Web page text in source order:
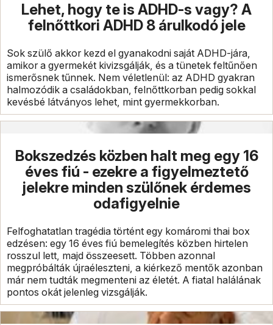
Lehet, hogy te is ADHD-s vagy? A
felnőttkori ADHD 8 árulkodó jele
Sok szülő akkor kezd el gyanakodni saját ADHD-jára,
amikor a gyermekét kivizsgálják, és a tünetek feltűnően
ismerősnek tűnnek. Nem véletlenül: az ADHD gyakran
halmozódik a családokban, felnőttkorban pedig sokkal
kevésbé látványos lehet, mint gyermekkorban.
Bokszedzés közben halt meg egy 16
éves fiú - ezekre a figyelmeztető
jelekre minden szülőnek érdemes
odafigyelnie
Felfoghatatlan tragédia történt egy komáromi thai box
edzésen: egy 16 éves fiú bemelegítés közben hirtelen
rosszul lett, majd összeesett. Többen azonnal
megpróbálták újraéleszteni, a kiérkező mentők azonban
már nem tudták megmenteni az életét. A fiatal halálának
pontos okát jelenleg vizsgálják.